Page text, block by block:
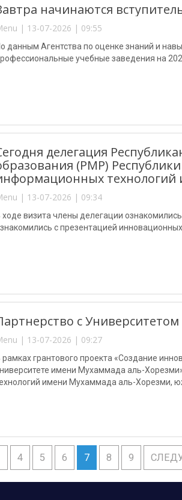
начинаются
| 13-07-2026 | 09:55
данным Агентства по оценке знаний и
учебные заведения на
делегация
(РМР)
| 13-07-2026 | 09:34
ходе визита члены делегации
с презентацией
с
| 13-07-2026 | 09:27
рамках грантового проекта «Создание
имени Мухаммада аль-
имени Мухаммада аль-Хорезми,
4 5 6 7 8 9